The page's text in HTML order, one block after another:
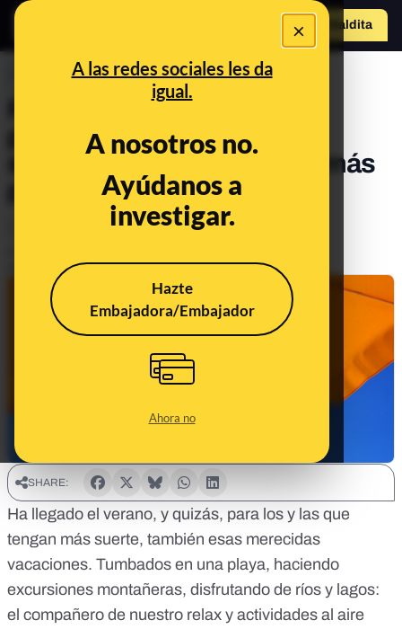
×
A las redes sociales les da
igual.
A nosotros no.
Ayúdanos a
investigar.
Hazte
Embajadora/Embajador
Ahora no
Hazte Maldito
PREBUNKING
Por qué los rayos solares
pueden quemar la piel a la
sombra (aunque estemos más
protegidos)
Actualizado elApr 17, 2024, 3:29:00 PM
SHARE:
Ha llegado el verano, y quizás, para los y las que
tengan más suerte, también esas merecidas
vacaciones. Tumbados en una playa, haciendo
excursiones montañeras, disfrutando de ríos y lagos:
el compañero de nuestro relax y actividades al aire